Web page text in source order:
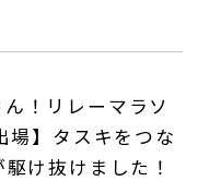
ん！リレーマラソ
場】タスキをつな
け抜けました！